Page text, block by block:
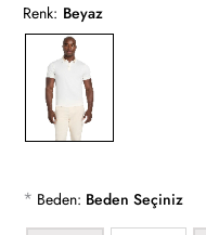
Renk: Beyaz
* Beden: Beden Seçiniz